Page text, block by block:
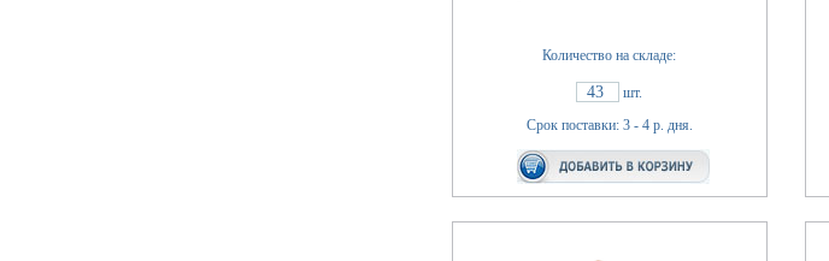
Количество на складе:
43
шт.
Срок поставки: 3 - 4 р. дня.